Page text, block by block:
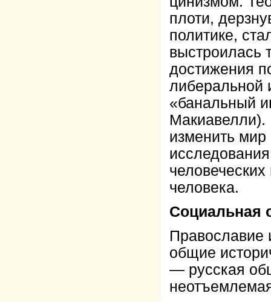
плоти,
политике,
выстроилась
достижения
либеральной
«банальный
Макиавелли).
изменить
человека.
Социальная
Православие
общие
— русская